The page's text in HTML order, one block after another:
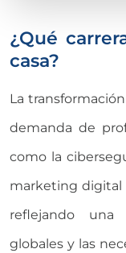
¿Qué
casa?
La
demanda de
como la
marketing
reflejando una
globales y las